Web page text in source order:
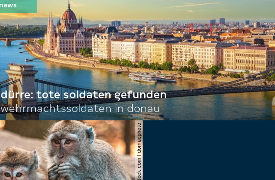
dürre: tote soldaten gefunden
wehrmachtssoldaten in donau